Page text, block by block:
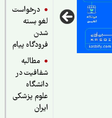
درخواست
لغو بسته
فرودگاه پیام
مطالبه
شفافیت در
دانشگاه
علوم پزشکی